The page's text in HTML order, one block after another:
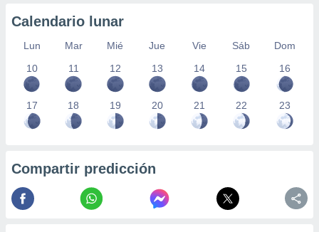
Calendario lunar
Lun Mar Mié Jue Vie Sáb
Dom
10
11 12 13 14 15 16
17 18 19 20 21 22 23
Compartir predicción